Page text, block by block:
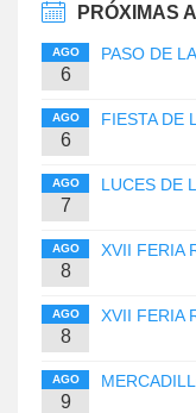
PRÓXIMAS
AGO
6
PASO DE
AGO
6
FIESTA DE
AGO
7
LUCES DE
AGO
8
XVII FERIA
AGO
8
XVII FERIA
AGO
9